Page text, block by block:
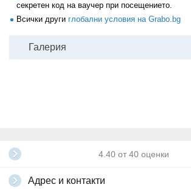
На цяло тяло (всички зони, по желание на
3 процедури
секретен код на ваучер при посещението.
Всички други глобални условия на Grabo.bg
Галерия
4.40 от 40 оценки
Адрес и контакти